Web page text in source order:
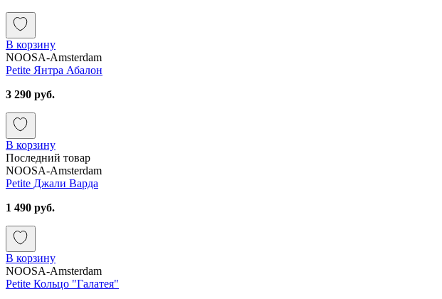
В корзину
NOOSA-Amsterdam
Petite Янтра Абалон
3 290 руб.
В корзину
Последний товар
NOOSA-Amsterdam
Petite Джали Варда
1 490 руб.
В корзину
NOOSA-Amsterdam
Petite Кольцо "Галатея"